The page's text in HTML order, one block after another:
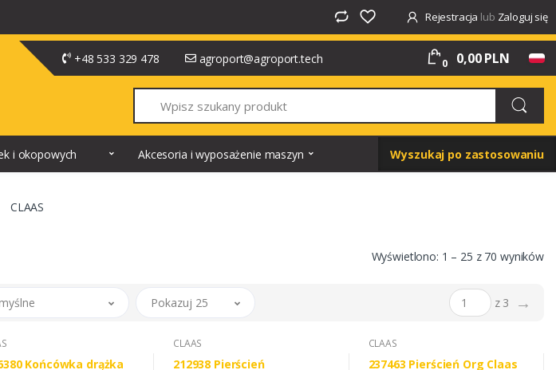
Rejestracja lub Zaloguj się
+48 533 329 478 agroport@agroport.tech 0 0,00 PLN
i okopowych Akcesoria i wyposażenie maszyn Wyszukaj po zastosowaniu
CLAAS
Wyświetlono: 1 – 25 z 70 wyników
Pokazuj 25 z 3 →
Końcówka drążka
CLAAS
212938 Pierścień
CLAAS
237463 Pierścień Org Claas